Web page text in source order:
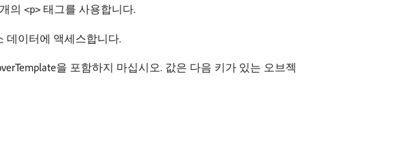
의 <p> 태그를 사용합니다.
데이터에 액세스합니다.
을 포함하지 마십시오. 값은 다음 키가 있는 오브젝